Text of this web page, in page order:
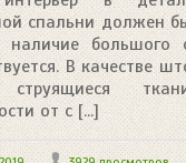
спальни должен
наличие большого
В качестве
струящиеся
от с [...]